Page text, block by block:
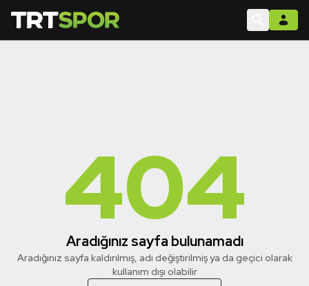
404
Aradığınız sayfa bulunamadı
Aradığınız sayfa kaldırılmış, adı değiştirilmiş ya da geçici olarak
kullanım dışı olabilir